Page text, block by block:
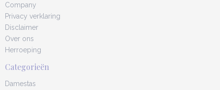
Company
Privacy verklaring
Disclaimer
Over ons
Herroeping
Categorieën
Damestas